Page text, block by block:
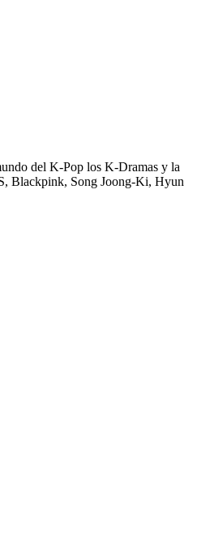
del K-Pop los K-Dramas y la
Blackpink, Song Joong-Ki, Hyun